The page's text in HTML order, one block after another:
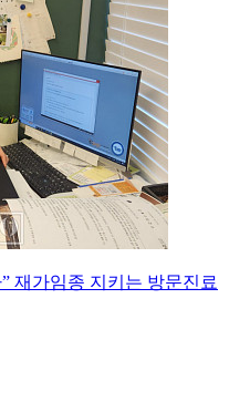
재가임종 지키는 방문진료